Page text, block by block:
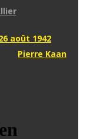
août 1942
Pierre Kaan